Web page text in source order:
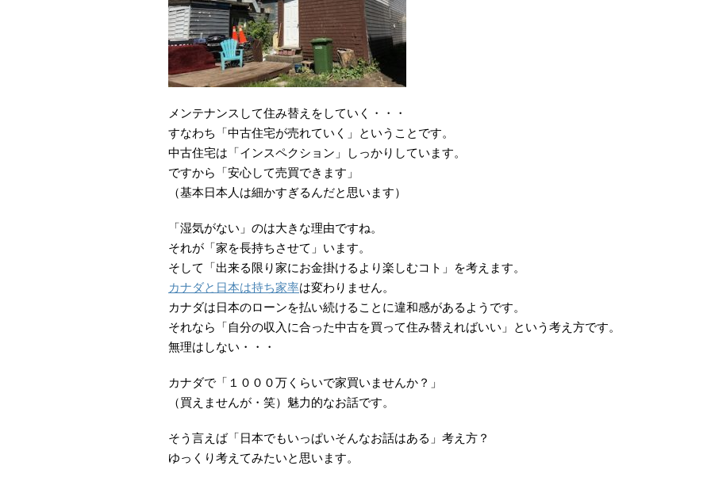
メンテナンスして住み替えをしていく・・・
すなわち「中古住宅が売れていく」ということです。
中古住宅は「インスペクション」しっかりしています。
ですから「安心して売買できます」
（基本日本人は細かすぎるんだと思います）
「湿気がない」のは大きな理由ですね。
それが「家を長持ちさせて」います。
そして「出来る限り家にお金掛けるより楽しむコト」を考えます。
カナダと日本は持ち家率は変わりません。
カナダは日本のローンを払い続けることに違和感があるようです。
それなら「自分の収入に合った中古を買って住み替えればいい」という考え方です。
無理はしない・・・
カナダで「１０００万くらいで家買いませんか？」
（買えませんが・笑）魅力的なお話です。
そう言えば「日本でもいっぱいそんなお話はある」考え方？
ゆっくり考えてみたいと思います。